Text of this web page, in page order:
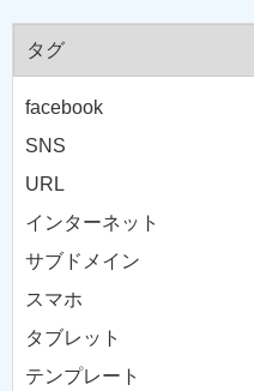
タグ
facebook
SNS
URL
インターネット
サブドメイン
スマホ
タブレット
テンプレート